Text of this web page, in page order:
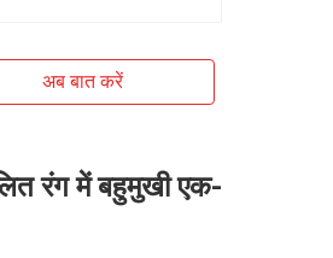
अब बात करें
रंग में बहुमुखी एक-